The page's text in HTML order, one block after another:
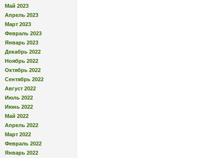
Май 2023
Апрель 2023
Март 2023
Февраль 2023
Январь 2023
Декабрь 2022
Ноябрь 2022
Октябрь 2022
Сентябрь 2022
Август 2022
Июль 2022
Июнь 2022
Май 2022
Апрель 2022
Март 2022
Февраль 2022
Январь 2022